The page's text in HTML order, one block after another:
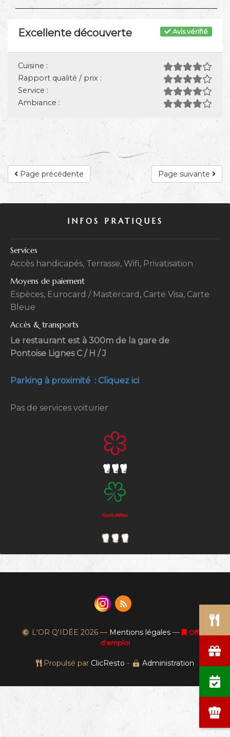
Avis vérifié
Excellente découverte
Cuisine :
Rapport qualité / prix :
Service :
Ambiance :
Page suivante
Page précédente
INFOS PRATIQUES
Services
Accès handicapés, Terrasse, Wifi, Privatisation
Moyens de paiement
Espèces, Eurocard / Mastercard, Carte Visa, Carte
Bleue
Accès & transports
Le restaurant est à 300m de la gare de
Pontoise Lignes C / H / J
Parking à proximité : Cliquez ici
Pas de services voiturier
L'OR Q'IDÉE 2026 — Mentions légales —
Offres
d'emploi
Propulsé par ClicResto - Administration